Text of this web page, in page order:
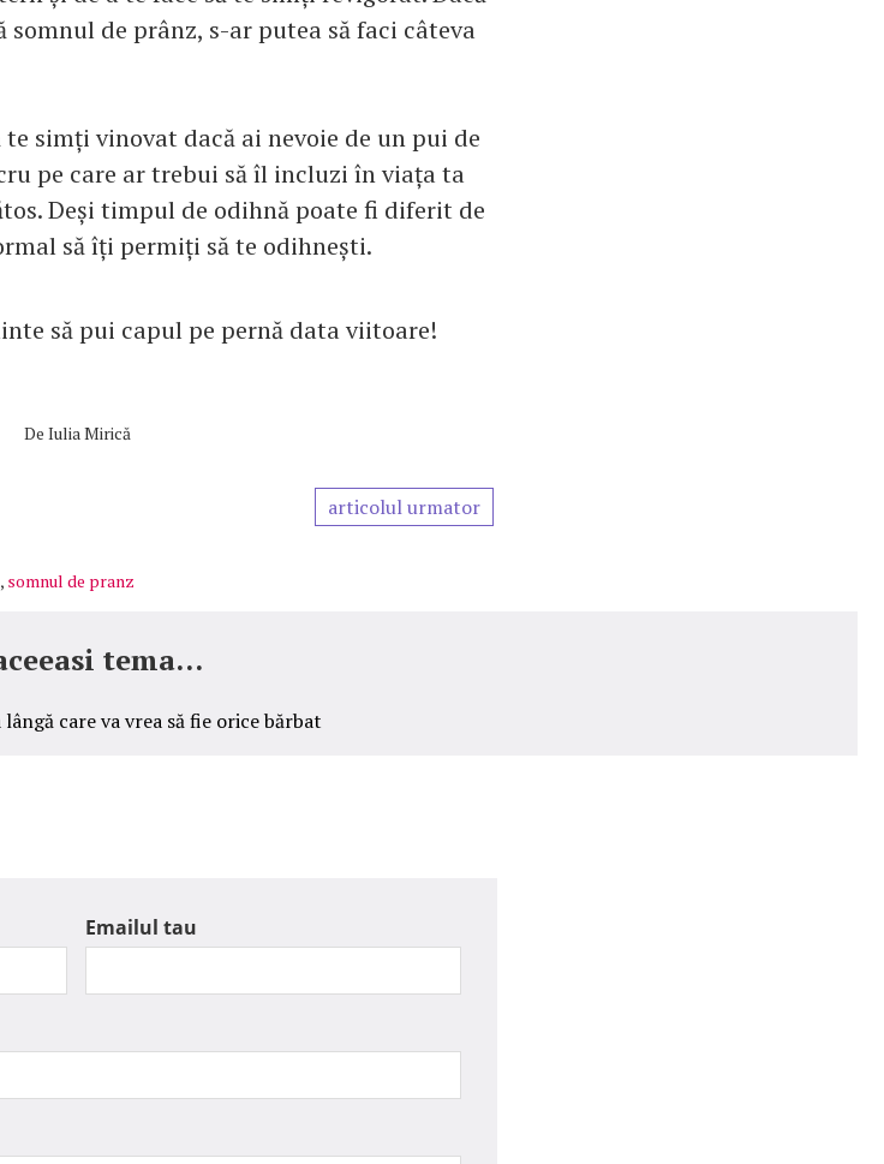
de prânz, s-ar putea să faci câteva
simți vinovat dacă ai nevoie de un pui de
pe care ar trebui să îl incluzi în viața ta
Deși timpul de odihnă poate fi diferit de
să îți permiți să te odihnești.
să pui capul pe pernă data viitoare!
De Iulia Mirică
articolul urmator
, somnul de pranz
tema...
lângă care va vrea să fie orice bărbat
Emailul tau